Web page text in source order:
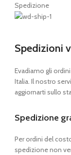
Spedizione
Spedizioni
Evadiamo gli
Italia. Il nostro
aggiornarti sullo
Spedizione
Per ordini del
spedizione non